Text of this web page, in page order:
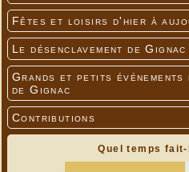
Fêtes et loisirs d'hier à
Le désenclavement de Gignac
Grands et petits
de Gignac
Contributions
Quel temps